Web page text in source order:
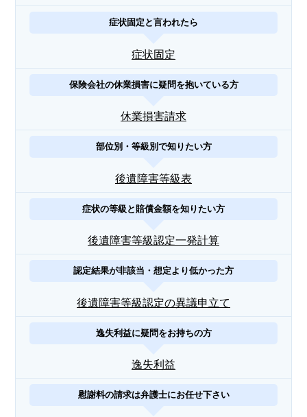
症状固定と言われたら
症状固定
保険会社の休業損害に疑問を抱いている方
休業損害請求
部位別・等級別で知りたい方
後遺障害等級表
症状の等級と賠償金額を知りたい方
後遺障害等級認定一発計算
認定結果が非該当・想定より低かった方
後遺障害等級認定の異議申立て
逸失利益に疑問をお持ちの方
逸失利益
慰謝料の請求は弁護士にお任せ下さい